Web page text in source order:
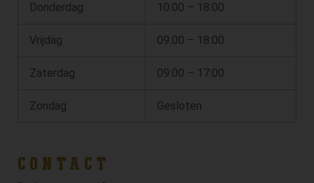
Donderdag 10:00 – 18:00
Vrijdag 09:00 – 18:00
Zaterdag 09:00 – 17:00
Zondag Gesloten
CONTACT